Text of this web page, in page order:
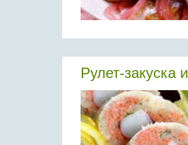
Рулет-закуска